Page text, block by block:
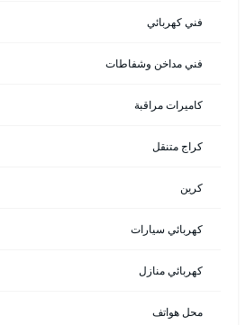
فني كهربائي
فني مداخن وشفاطات
كاميرات مراقبة
كراج متنقل
كرين
كهربائي سيارات
كهربائي منازل
محل هواتف